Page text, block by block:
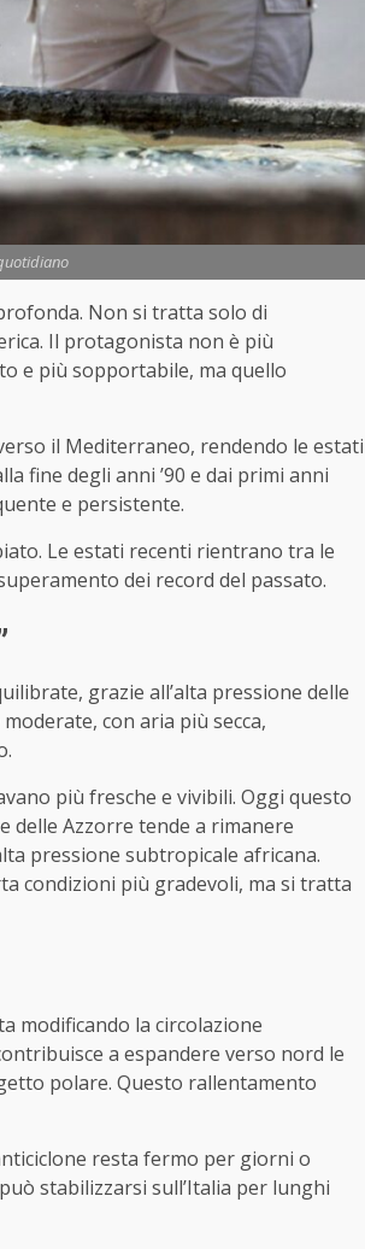
Non si tratta solo di
Il protagonista non è più
e più sopportabile, ma quello
il Mediterraneo, rendendo le estati
fine degli anni ’90 e dai primi anni
e persistente.
Le estati recenti rientrano tra le
dei record del passato.
grazie all’alta pressione delle
con aria più secca,
più fresche e vivibili. Oggi questo
delle Azzorre tende a rimanere
pressione subtropicale africana.
condizioni più gradevoli, ma si tratta
modificando la circolazione
a espandere verso nord le
polare. Questo rallentamento
resta fermo per giorni o
stabilizzarsi sull’Italia per lunghi